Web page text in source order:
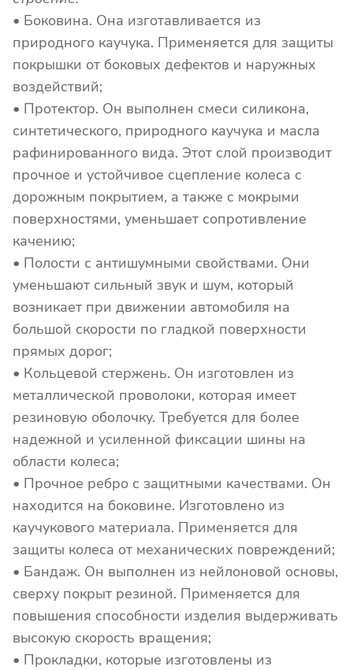
• Боковина. Она изготавливается из
природного каучука. Применяется для защиты
покрышки от боковых дефектов и наружных
воздействий;
• Протектор. Он выполнен смеси силикона,
синтетического, природного каучука и масла
рафинированного вида. Этот слой производит
прочное и устойчивое сцепление колеса с
дорожным покрытием, а также с мокрыми
поверхностями, уменьшает сопротивление
качению;
• Полости с антишумными свойствами. Они
уменьшают сильный звук и шум, который
возникает при движении автомобиля на
большой скорости по гладкой поверхности
прямых дорог;
• Кольцевой стержень. Он изготовлен из
металлической проволоки, которая имеет
резиновую оболочку. Требуется для более
надежной и усиленной фиксации шины на
области колеса;
• Прочное ребро с защитными качествами. Он
находится на боковине. Изготовлено из
каучукового материала. Применяется для
защиты колеса от механических повреждений;
• Бандаж. Он выполнен из нейлоновой основы,
сверху покрыт резиной. Применяется для
повышения способности изделия выдерживать
высокую скорость вращения;
• Прокладки, которые изготовлены из